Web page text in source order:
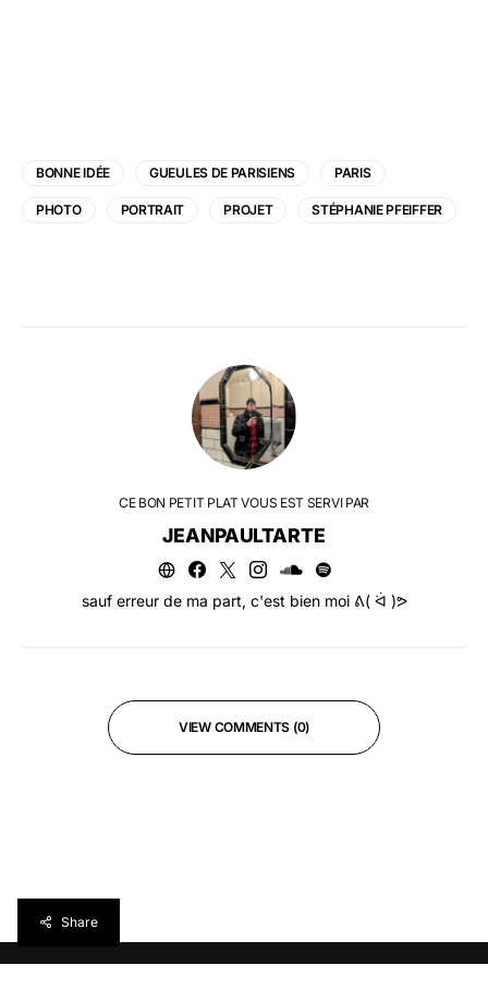
BONNE IDÉE GUEULES DE PARISIENS PARIS
PHOTO PORTRAIT PROJET STÉPHANIE PFEIFFER
CE BON PETIT PLAT VOUS EST SERVI PAR
JEANPAULTARTE
sauf erreur de ma part, c'est bien moi ᕕ( ᐛ )ᕗ
VIEW COMMENTS (0)
Share